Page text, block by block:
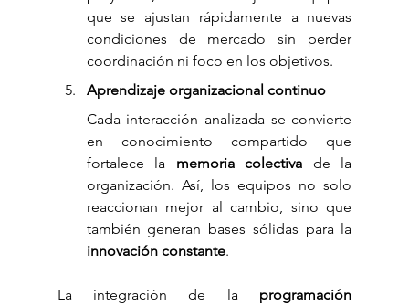
que se ajustan rápidamente a nuevas
condiciones de mercado sin perder
coordinación ni foco en los objetivos.
Aprendizaje organizacional continuo
Cada interacción analizada se convierte
en conocimiento compartido que
fortalece la memoria colectiva de la
organización. Así, los equipos no solo
reaccionan mejor al cambio, sino que
innovación constante.
La integración de la programación